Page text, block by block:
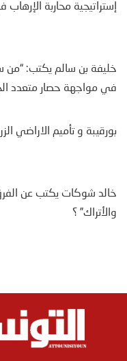
إستراتيجية محاربة
خليفة بن سالم يكتب: “من
في مواجهة حصار متعدد
بورقيبة و تأميم الاراضي
خالد شوكات يكتب عن الفرق
والأتراك” ؟